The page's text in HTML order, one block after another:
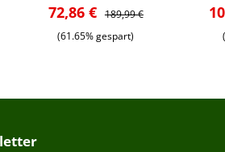
Verkaufspreis:
72,86 € Regulärer Preis:
189,99 €
(61.65% gespart)